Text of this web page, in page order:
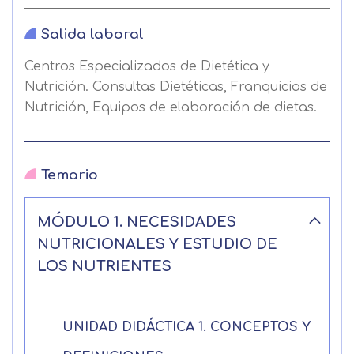
Salida laboral
Centros Especializados de Dietética y
Nutrición. Consultas Dietéticas, Franquicias de
Nutrición, Equipos de elaboración de dietas.
Temario
MÓDULO 1. NECESIDADES
NUTRICIONALES Y ESTUDIO DE
LOS NUTRIENTES
UNIDAD DIDÁCTICA 1. CONCEPTOS Y
Solicitar
información
Nombre
Apellidos